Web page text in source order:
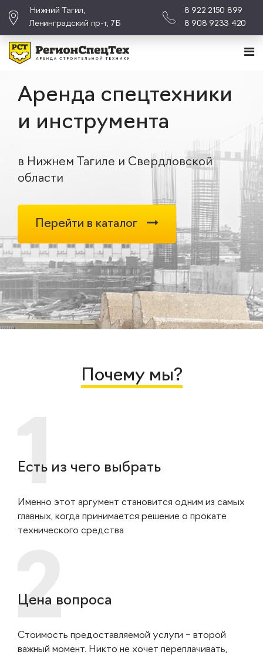
Нижний Тагил,
Ленинградский пр-т, 7Б
8 922 2150 899
8 908 9233 420
Аренда спецтехники
и инструмента
в Нижнем Тагиле и Свердловской
области
Перейти в каталог
Почему мы?
Есть из чего выбрать
Именно этот аргумент становится одним из самых
главных, когда принимается решение о прокате
технического средства
Цена вопроса
Стоимость предоставляемой услуги – второй
важный момент. Никто не хочет переплачивать,